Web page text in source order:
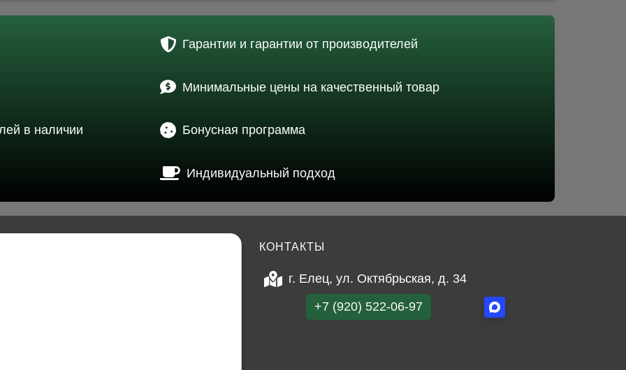
в наличии
Гарантии и гарантии от производителей
Минимальные цены на качественный товар
Бонусная программа
Индивидуальный подход
КОНТАКТЫ
г. Елец, ул. Октябрьская, д. 34
+7 (920) 522-06-97